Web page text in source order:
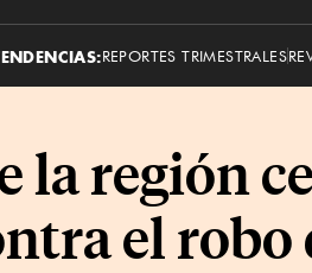
REPORTES TRIMESTRALES
la región
el robo